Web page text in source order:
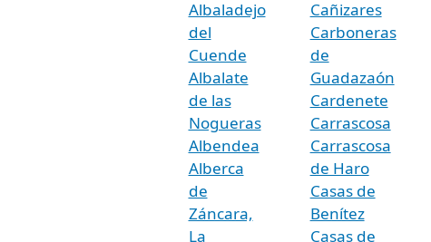
Albaladejo
del
Cuende
Albalate
de las
Nogueras
Albendea
Alberca
de
Záncara,
La
Cañizares
Carboneras
de
Guadazaón
Cardenete
Carrascosa
Carrascosa
de Haro
Casas de
Benítez
Casas de